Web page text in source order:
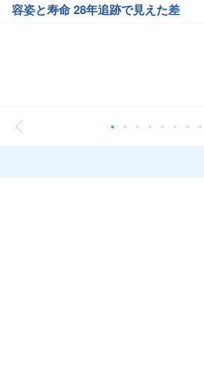
容姿と寿命 28年追跡で見えた差